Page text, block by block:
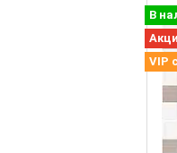
В
VIP